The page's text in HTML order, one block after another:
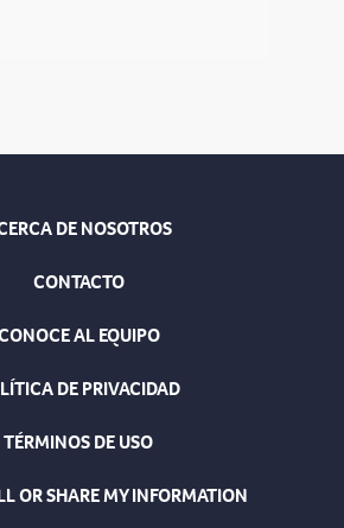
DE NOSOTROS
CONTACTO
AL EQUIPO
DE PRIVACIDAD
TÉRMINOS DE USO
OR SHARE MY INFORMATION